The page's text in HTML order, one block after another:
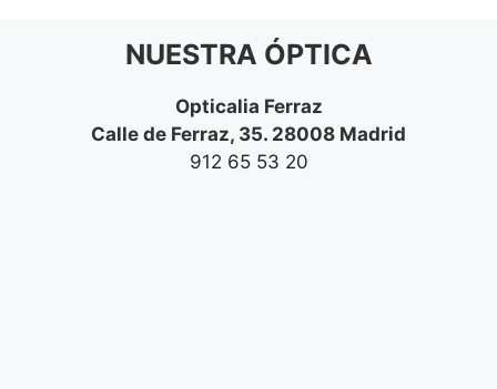
NUESTRA ÓPTICA
Opticalia Ferraz
Calle de Ferraz, 35. 28008 Madrid
912 65 53 20